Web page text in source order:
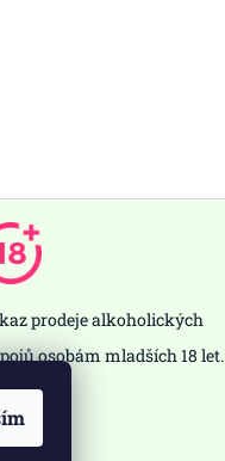
prodeje alkoholických
osobám mladších 18 let.